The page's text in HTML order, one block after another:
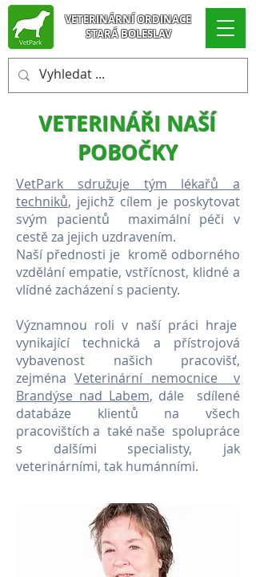
VETERINÁRNÍ ORDINACE
STARÁ BOLESLAV
VETERINÁŘI NAŠÍ
POBOČKY
VetPark sdružuje tým lékařů a
techniků, jejichž cílem je poskytovat
svým pacientů maximální péči v
cestě za jejich uzdravením.
Naší přednosti je kromě odborného
vzdělání empatie, vstřícnost, klidné a
vlídné zacházení s pacienty.
Významnou roli v naší práci hraje
vynikající technická a přístrojová
vybavenost našich pracovišť,
zejménaVeterinární nemocnice v
Brandýse nad Labem, dále sdílené
databáze klientů na všech
pracovištích a také naše spolupráce
s dalšími specialisty, jak
veterinárními, tak humánními.